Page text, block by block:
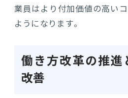
業員はより付加価値の高い
ようになります。
働き方改革の推進
改善